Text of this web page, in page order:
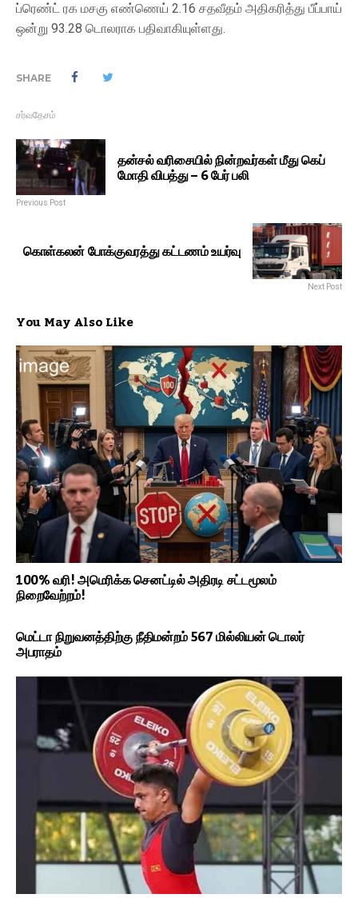
ப்ரெண்ட் ரக மசகு எண்ணெய் 2.16 சதவீதம் அதிகரித்து பீப்பாய்
ஒன்று 93.28 டொலராக பதிவாகியுள்ளது.
SHARE
சர்வதேசம்
தன்சல் வரிசையில் நின்றவர்கள் மீது கெப்
மோதி விபத்து – 6 பேர் பலி
Previous Post
கொள்கலன் போக்குவரத்து கட்டணம் உயர்வு
Next Post
You May Also Like
100% வரி! அமெரிக்க செனட்டில் அதிரடி சட்டமூலம்
நிறைவேற்றம்!
மெட்டா நிறுவனத்திற்கு நீதிமன்றம் 567 மில்லியன் டொலர்
அபராதம்